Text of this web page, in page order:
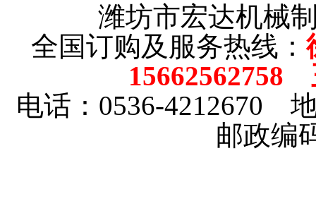
潍坊市宏达机械
全国订购及服务热线：
15662562758
电话：0536-4212670
邮政编